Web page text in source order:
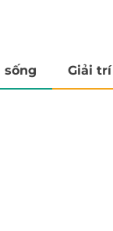
sống Giải trí